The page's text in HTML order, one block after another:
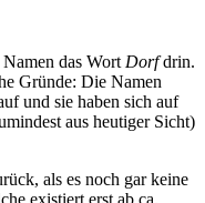
das Wort Dorfdrin.
Gründe: Die Namen
und sie haben sich auf
aus heutiger Sicht)
als es noch gar keine
existiert erst ab ca.